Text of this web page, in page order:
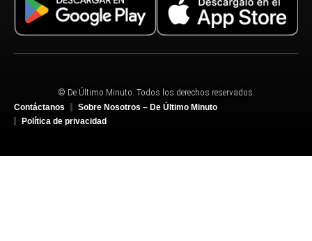
© De Último Minuto. Todos los derechos reservados.
Contáctanos
Sobre Nosotros – De Último Minuto
Política de privacidad